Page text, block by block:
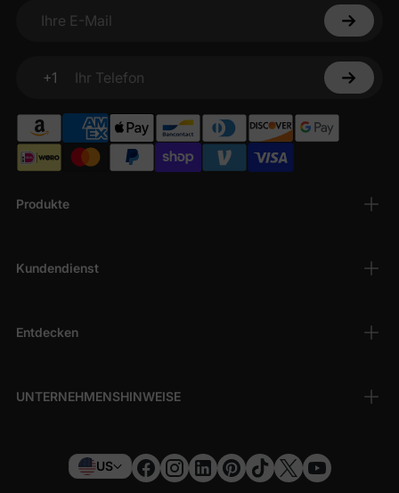
Produkte
Kundendienst
Entdecken
UNTERNEHMENSHINWEISE
Ihre E-Mail
+1
Ihr Telefon
US